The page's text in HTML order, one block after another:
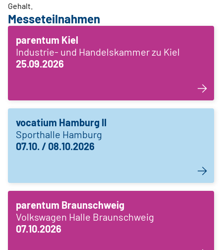
Gehalt.
Messeteilnahmen
parentum Kiel
Industrie- und Handelskammer zu Kiel
25.09.2026
vocatium Hamburg II
Sporthalle Hamburg
07.10. / 08.10.2026
parentum Braunschweig
Volkswagen Halle Braunschweig
07.10.2026